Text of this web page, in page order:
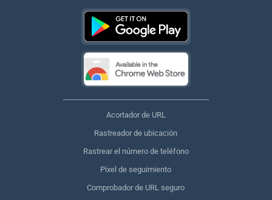
Acortador de URL
Rastreador de ubicación
Rastrear el número de teléfono
Píxel de seguimiento
Comprobador de URL seguro